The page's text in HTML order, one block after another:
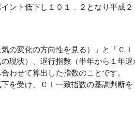
ント低下し１０１．２となり平成２
の変化の方向性を見る）」と「Ｃ
現状）、遅行指数（半年から１年
わせて算出した指数のことです。
を受け、ＣＩ一致指数の基調判断